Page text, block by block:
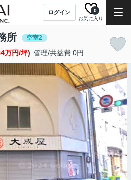
ログイン
お気に入り
0
所 空室2
万円/坪) 管理/共益費 0円